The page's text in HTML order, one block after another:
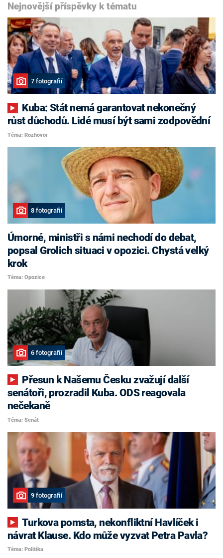
Nejnovější příspěvky k tématu
7 fotografií
růst důchodů. Lidé musí být sami zodpovědní
Téma: Rozhovor
8 fotografií
Úmorné, ministři s námi nechodí do debat,
popsal Grolich situaci v opozici. Chystá velký
krok
Téma: Opozice
6 fotografií
senátoři, prozradil Kuba. ODS reagovala
nečekaně
Téma: Senát
9 fotografií
Turkova pomsta, nekonfliktní Havlíček i
návrat Klause. Kdo může vyzvat Petra Pavla?
Téma: Politika